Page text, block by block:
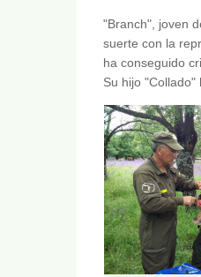
"Branch", joven
suerte con la
ha conseguido
Su hijo "Collado"